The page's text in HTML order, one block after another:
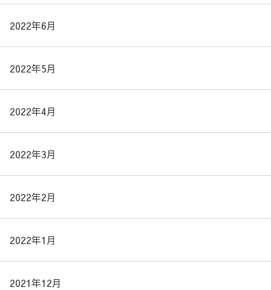
2022年6月
2022年5月
2022年4月
2022年3月
2022年2月
2022年1月
2021年12月